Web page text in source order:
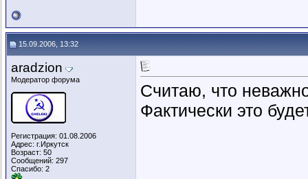
15.09.2006, 13:32
aradzion
Модератор форума
Регистрация: 01.08.2006
Адрес: г.Иркутск
Возраст: 50
Сообщений: 297
Спасибо: 2
Считаю, что
Фактически это